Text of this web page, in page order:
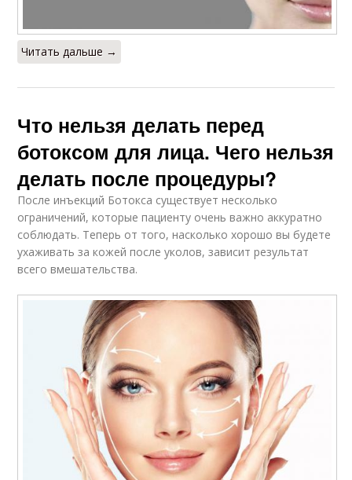
Читать дальше →
Что нельзя делать перед
ботоксом для лица. Чего нельзя
делать после процедуры?
После инъекций Ботокса существует несколько
ограничений, которые пациенту очень важно аккуратно
соблюдать. Теперь от того, насколько хорошо вы будете
ухаживать за кожей после уколов, зависит результат
всего вмешательства.